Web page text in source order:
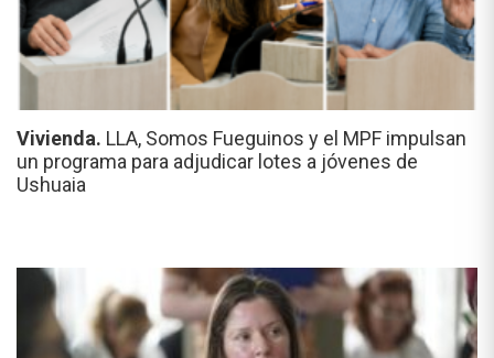
Vivienda. LLA, Somos Fueguinos y el MPF impulsan
un programa para adjudicar lotes a jóvenes de
Ushuaia